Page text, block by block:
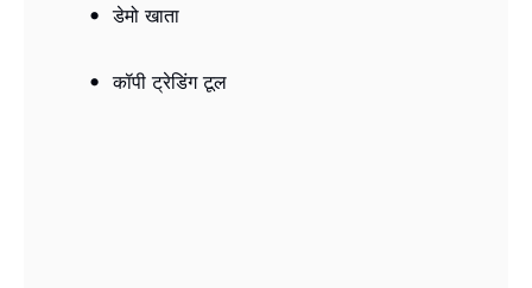
डेमो खाता
कॉपी ट्रेडिंग टूल